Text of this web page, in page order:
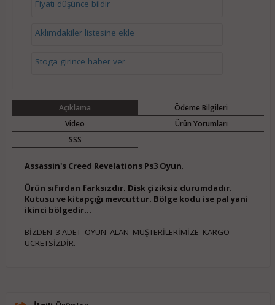
Fiyatı düşünce bildir
Aklımdakiler listesine ekle
Stoga girince haber ver
Açıklama
Ödeme Bilgileri
Video
Ürün Yorumları
SSS
Assassin's Creed Revelations Ps3 Oyun.
Ürün sıfırdan farksızdır. Disk çiziksiz durumdadır.
Kutusu ve kitapçığı mevcuttur. Bölge kodu ise pal yani
ikinci bölgedir...
BİZDEN 3 ADET OYUN ALAN MÜŞTERİLERİMİZE KARGO
ÜCRETSİZDİR.